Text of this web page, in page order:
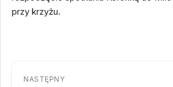
przy krzyżu.
NASTĘPNY